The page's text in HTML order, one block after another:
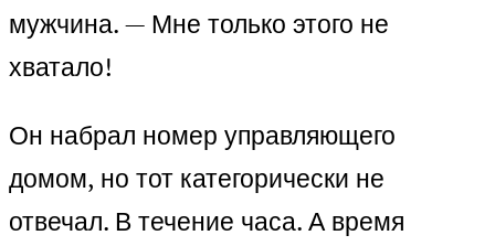
мужчина. — Мне только этого не
хватало!
Он набрал номер управляющего
домом, но тот категорически не
отвечал. В течение часа. А время